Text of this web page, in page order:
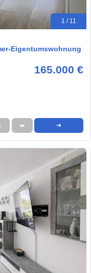
1 / 11
Eigentumswohnung
165.000 €
➦ ➜